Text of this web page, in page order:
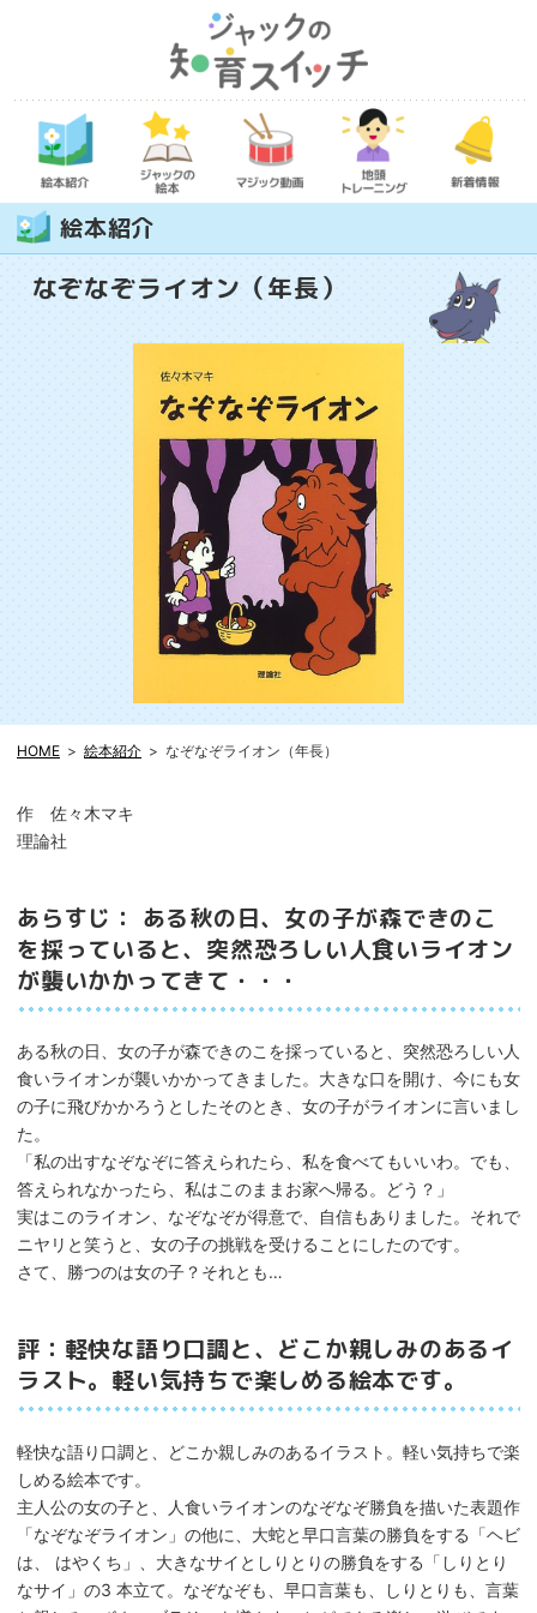
絵本紹介
なぞなぞライオン（年長）
HOME 絵本紹介 なぞなぞライオン（年長）
作 佐々木マキ
理論社
あらすじ： ある秋の日、女の子が森できのこ
を採っていると、突然恐ろしい人食いライオン
が襲いかかってきて・・・
ある秋の日、女の子が森できのこを採っていると、突然恐ろしい人
食いライオンが襲いかかってきました。大きな口を開け、今にも女
の子に飛びかかろうとしたそのとき、女の子がライオンに言いまし
た。
「私の出すなぞなぞに答えられたら、私を食べてもいいわ。でも、
答えられなかったら、私はこのままお家へ帰る。どう？」
実はこのライオン、なぞなぞが得意で、自信もありました。それで
ニヤリと笑うと、女の子の挑戦を受けることにしたのです。
さて、勝つのは女の子？それとも…
評：軽快な語り口調と、どこか親しみのあるイ
ラスト。軽い気持ちで楽しめる絵本です。
軽快な語り口調と、どこか親しみのあるイラスト。軽い気持ちで楽
しめる絵本です。
主人公の女の子と、人食いライオンのなぞなぞ勝負を描いた表題作
「なぞなぞライオン」の他に、大蛇と早口言葉の勝負をする「ヘビ
は、 はやくち」、大きなサイとしりとりの勝負をする「しりとり
なサイ」の3 本立て。なぞなぞも、早口言葉も、しりとりも、言葉